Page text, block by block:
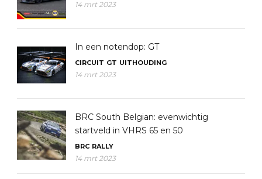
14 mrt 2023
In een notendop: GT
CIRCUIT GT UITHOUDING
14 mrt 2023
BRC South Belgian: evenwichtig
startveld in VHRS 65 en 50
BRC RALLY
14 mrt 2023